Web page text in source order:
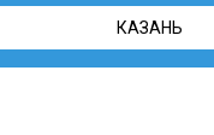
КАЗАНЬ